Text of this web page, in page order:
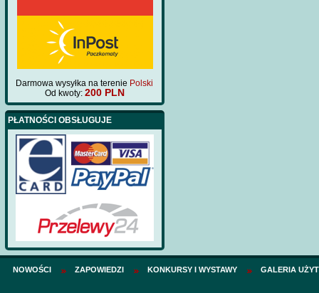
Darmowa wysyłka na terenie Polski
Od kwoty: 200 PLN
PŁATNOŚCI OBSŁUGUJE
NOWOŚCI ZAPOWIEDZI KONKURSY I WYSTAWY GALERIA